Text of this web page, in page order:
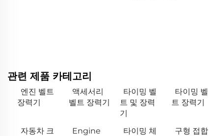
관련 제품 카테고리
엔진 벨트
장력기
액세서리
벨트 장력기
타이밍 벨
트 및 장력
기
타이밍 벨
트 장력기
자동차 크
Engine
타이밍 체
구형 접합